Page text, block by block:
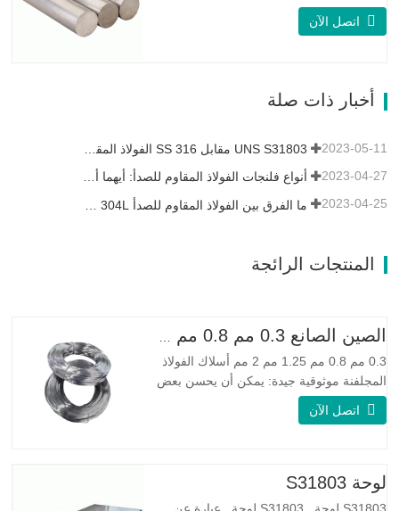
العمر ، ويتكون تركيبتها الأساسية من عناصر
مثل النيكل والنحاس. الذي يجمع بين مقاومة
خصائص مقاومة ممتازة للتآكل. هذه الخصائص
تشبه Monel 400.…
اتصل الآن
أخبار ذات صلة
2023-05-11
أنواع فلنجات الفولاذ المقاوم للصدأ: أيهما أفضل بالنسبة لك؟ 2023-04-27
2023-04-25
المنتجات الرائجة
0.3 مم 0.8 مم 1.25 مم 2 مم أسلاك الفولاذ
المجلفنة موثوقية جيدة: يمكن أن يحسن بعض
العقد والنتوءات والصدأ على الأسلاك الفولاذية
مرونة جيدة: صلابة الفولاذ المجلفن جيدة جدًا،
اتصل الآن
لوحة S31803
S31803 لوحة S31803 لوحة عبارة عن